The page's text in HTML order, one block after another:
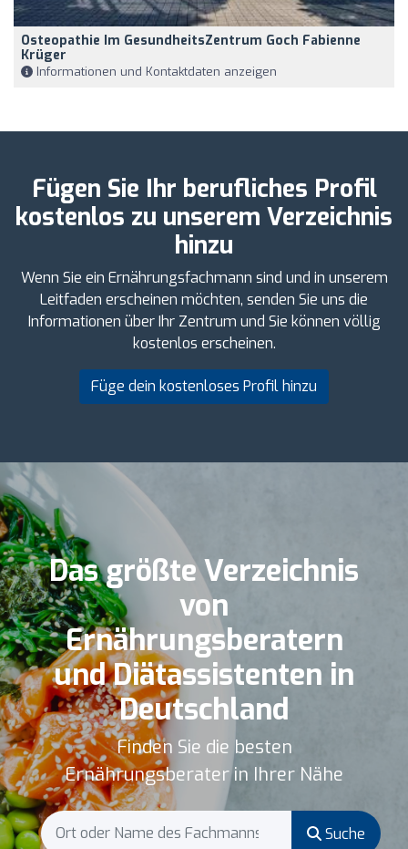
Osteopathie Im GesundheitsZentrum Goch Fabienne
Krüger
Informationen und Kontaktdaten anzeigen
Fügen Sie Ihr berufliches Profil
kostenlos zu unserem Verzeichnis
hinzu
Wenn Sie ein Ernährungsfachmann sind und in unserem
Leitfaden erscheinen möchten, senden Sie uns die
Informationen über Ihr Zentrum und Sie können völlig
kostenlos erscheinen.
Füge dein kostenloses Profil hinzu
Das größte Verzeichnis
von
Ernährungsberatern
und Diätassistenten in
Deutschland
Finden Sie die besten
Ernährungsberater in Ihrer Nähe
Suche